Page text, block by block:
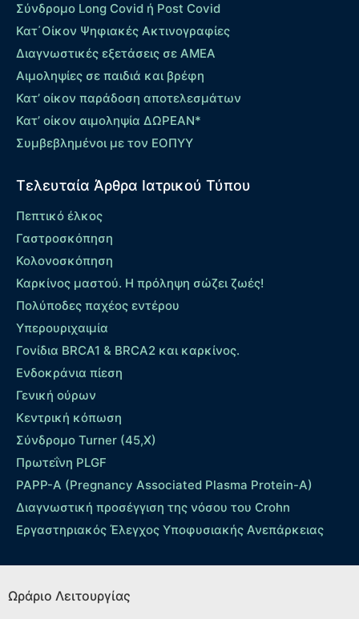
Σύνδρομο Long Covid ή Post Covid
Κατ΄Οίκον Ψηφιακές Ακτινογραφίες
Διαγνωστικές εξετάσεις σε ΑΜΕΑ
Αιμοληψίες σε παιδιά και βρέφη
Κατ’ οίκον παράδοση αποτελεσμάτων
Κατ’ οίκον αιμοληψία ΔΩΡΕΑΝ*
Συμβεβλημένοι με τον ΕΟΠΥΥ
Τελευταία Άρθρα Ιατρικού Τύπου
Πεπτικό έλκος
Γαστροσκόπηση
Κολονοσκόπηση
Καρκίνος μαστού. Η πρόληψη σώζει ζωές!
Πολύποδες παχέος εντέρου
Yπερουριχαιμία
Γονίδια BRCA1 & BRCA2 και καρκίνος.
Ενδοκράνια πίεση
Γενική ούρων
Κεντρική κόπωση
Σύνδρομο Turner (45,X)
Πρωτεΐνη PLGF
PAPP-A (Pregnancy Associated Plasma Protein-A)
Διαγνωστική προσέγγιση της νόσου του Crohn
Εργαστηριακός Έλεγχος Υποφυσιακής Ανεπάρκειας
Ωράριο Λειτουργίας